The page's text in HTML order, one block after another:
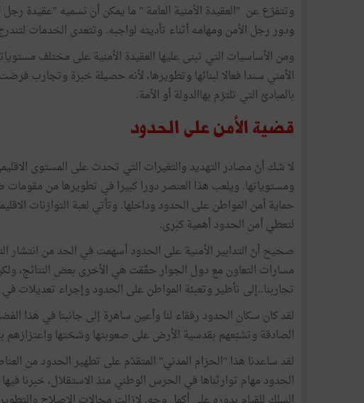
وتتفرّع عن "العقيدة الأمنية العامة " ما يمكن أن نسميه "عقيدة
ودور رجل الأمن ومهامه أثناء تأديته لواجبه. وتتعدى الخدمات
ومن الأساسيات التي تبنى عليها العقيدة الأمنية على مختلف
الأمني سندا فعالا لبنائها وتطويرها، لأنه حصيلة خبرة وتجارب
بالمبادئ التي تلتزم بهاالدولة أو الأمة.
قضية الأمن على الحدود
لا شك أنّ مصادر التهديد والتغيرات التي تحدث على المستوى
ومستوياتها. ويلعب هذا العنصر دورا كبيرا في تطويرها من
حماية أمن المواطن على الحدود وداخلها. وتأتي لعبة التوازنات
لتعطي أمن الحدود أهمية كبرى.
صحيح أنّ التدابير الأمنية على الحدود أسهمت في الحد من انتشار
مسارات التعاون مع دول الجوار حقّقت هي الأخرى بعض النتائج، ولكن
تجاربنا..إلى تأطير وتعبئة المواطن على الحدود وإجراء تعديلات في
لقد كان سكان الحدود رفقاء لنا وأعين ساهرة إلى جانبنا في هذا
الصادقة وتشبّعهم بقدسية الأرض على صعوبتها وشحّتها واعتزازهم
لقد ساعدنا هذا "الحزام المدني" المتقدّم على تطهير الحدود من
الحدود مهام توارثناها في الحرس الوطني منذ الاستقلال، خبرنا